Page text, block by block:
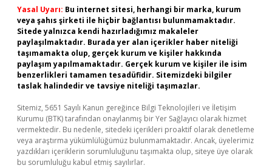
Yasal Uyarı: Bu internet sitesi, herhangi bir marka, kurum
veya şahıs şirketi ile hiçbir bağlantısı bulunmamaktadır.
Sitede yalnızca kendi hazırladığımız makaleler
paylaşılmaktadır. Burada yer alan içerikler haber niteliği
taşımamakta olup, gerçek kurum ve kişiler hakkında
paylaşım yapılmamaktadır. Gerçek kurum ve kişiler ile isim
benzerlikleri tamamen tesadüfidir. Sitemizdeki bilgiler
taslak halindedir ve tavsiye niteliği taşımazlar.
Sitemiz, 5651 Sayılı Kanun gereğince Bilgi Teknolojileri ve İletişim
Kurumu (BTK) tarafından onaylanmış bir Yer Sağlayıcı olarak hizmet
vermektedir. Bu nedenle, sitedeki içerikleri proaktif olarak denetleme
veya araştırma yükümlülüğümüz bulunmamaktadır. Ancak, üyelerimiz
yazdıkları içeriklerin sorumluluğunu taşımakta olup, siteye üye olarak
bu sorumluluğu kabul etmiş sayılırlar.